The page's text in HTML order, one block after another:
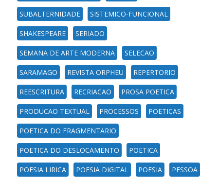
SUBALTERNIDADE SISTEMICO-FUNCIONAL
SHAKESPEARE SERIADO
SEMANA DE ARTE MODERNA SELECAO
SARAMAGO REVISTA ORPHEU REPERTORIO
REESCRITURA RECRIACAO PROSA POETICA
PRODUCAO TEXTUAL PROCESSOS POETICAS
POETICA DO FRAGMENTARIO
POETICA DO DESLOCAMENTO POETICA
POESIA LIRICA POESIA DIGITAL POESIA PESSOA